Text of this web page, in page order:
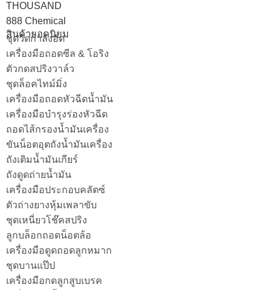
THOUSAND
888 Chemical
สินค้ายอดนิยม
ชุดวัดกำลังอัด
เครื่องมือถอดซีล & โอริง
ตัวกดสปริงวาล์ว
ชุดล็อคไทม์มิ่ง
เครื่องมือถอดหัวฉีดน้ำมัน
เครื่องมือบำรุงร่องหัวฉีด
ถอดไส้กรองน้ำมันเครื่อง
ขันน็อตอุตถังน้ำมันเครื่อง
ถังเติมน้ำมันเกียร์
ถังดูดถ่ายน้ำมัน
เครื่องมือประกอบคลัตซ์
ตัวถ่างยางหุ้มเพลาขับ
ชุดเหนี่ยวโช๊คสปริง
ลูกบล็อกถอดน็อตล้อ
เครื่องมือดูดถอดลูกหมาก
ชุดบานแป๊ป
เครื่องมือกดลูกสูบเบรค